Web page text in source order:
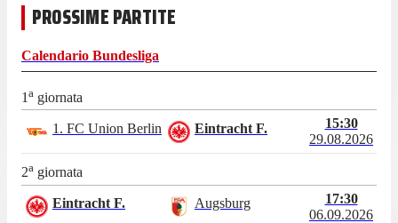
PROSSIME PARTITE
Calendario Bundesliga
1 a giornata
1. FC Union Berlin Eintracht F.
15:30
29.08.2026
2a giornata
Eintracht F. Augsburg
17:30
06.09.2026